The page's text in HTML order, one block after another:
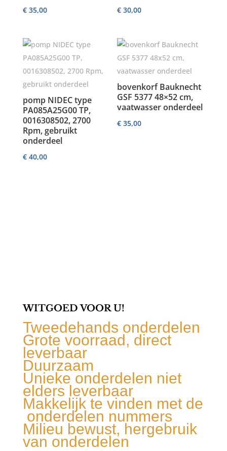
€35,00 € 30,00
pomp NIDEC type
PA085A25G00 TP,
0016308502, 2700
Rpm, gebruikt
onderdeel
€40,00
bovenkorf Bauknecht
GSF 5377 48×52 cm,
vaatwasser onderdeel
€ 35,00
WITGOED VOOR U!
Tweedehands onderdelen
Grote voorraad, direct
leverbaar
Duurzaam
Unieke onderdelen niet
elders leverbaar
Makkelijk te vinden met de
onderdelen nummers
Milieu bewust, hergebruik
van onderdelen